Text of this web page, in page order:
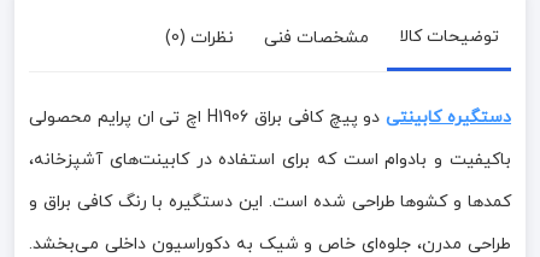
توضیحات کالا مشخصات فنی نظرات (0)
دستگیره کابینتی
دو پیچ کافی براق H1906 اچ تی ان پرایم محصولی
باکیفیت و بادوام است که برای استفاده در کابینت‌های آشپزخانه،
کمدها و کشوها طراحی شده است. این دستگیره با رنگ کافی براق و
طراحی مدرن، جلوه‌ای خاص و شیک به دکوراسیون داخلی می‌بخشد.